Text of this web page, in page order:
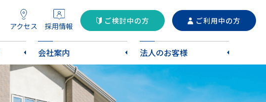
アクセス 採用情報
ご検討中の方 ご利用中の方
会社案内 法人のお客様